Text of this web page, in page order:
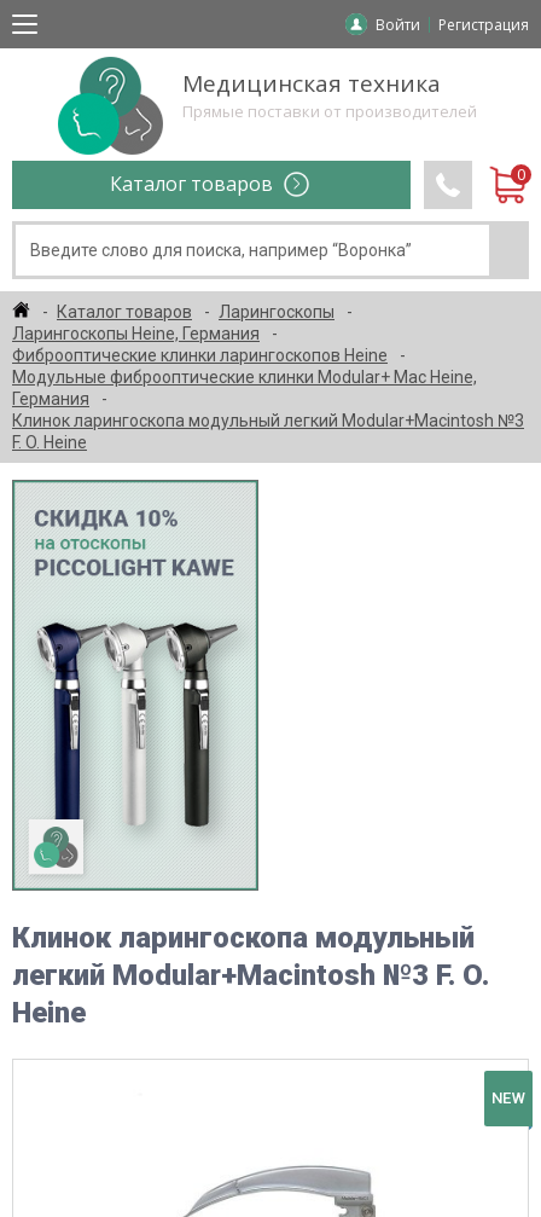
Войти Регистрация
Медицинская техника
Прямые поставки от производителей
Каталог товаров
Каталог товаров
Ларингоскопы
Ларингоскопы Heine, Германия
Фиброоптические клинки ларингоскопов Heine
Модульные фиброоптические клинки Modular+ Mac Heine,
Германия
Клинок ларингоскопа модульный легкий Modular+Macintosh №3
F. O. Heine
Клинок ларингоскопа модульный
легкий Modular+Macintosh №3 F. O.
Heine
NEW